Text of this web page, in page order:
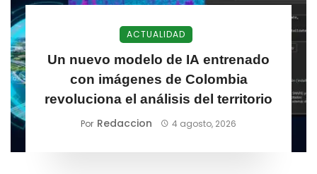
ACTUALIDAD
Un nuevo modelo de IA entrenado
con imágenes de Colombia
revoluciona el análisis del territorio
Por Redaccion 4 agosto, 2026